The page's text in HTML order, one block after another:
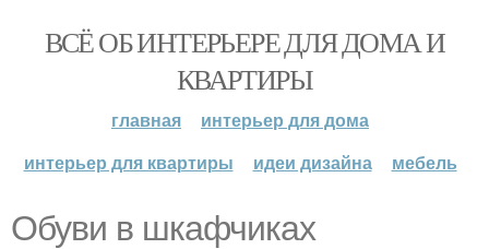
ВСЁ ОБ ИНТЕРЬЕРЕ ДЛЯ ДОМА И
КВАРТИРЫ
главная
интерьер для дома
интерьер для квартиры
идеи дизайна мебель
Обуви в шкафчиках